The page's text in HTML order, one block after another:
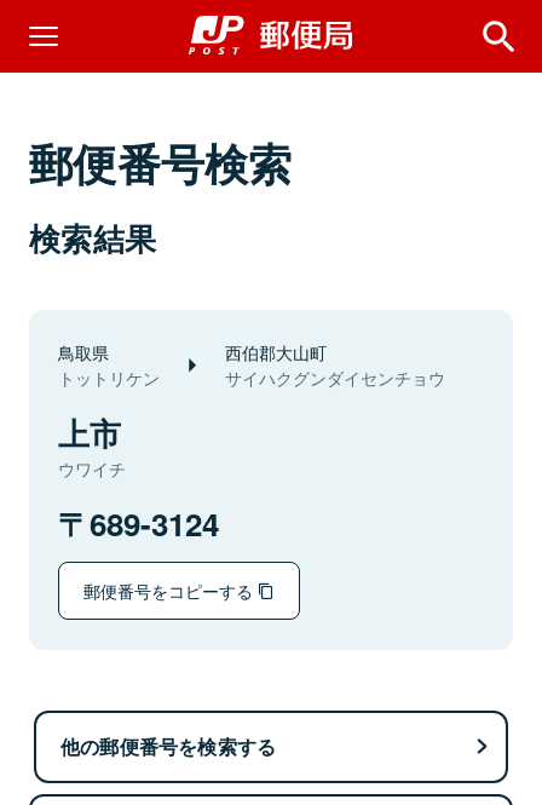
郵便番号検索
検索結果
鳥取県
トットリケン
西伯郡大山町
サイハクグンダイセンチョウ
上市
ウワイチ
689-3124
郵便番号をコピーする
他の郵便番号を検索する